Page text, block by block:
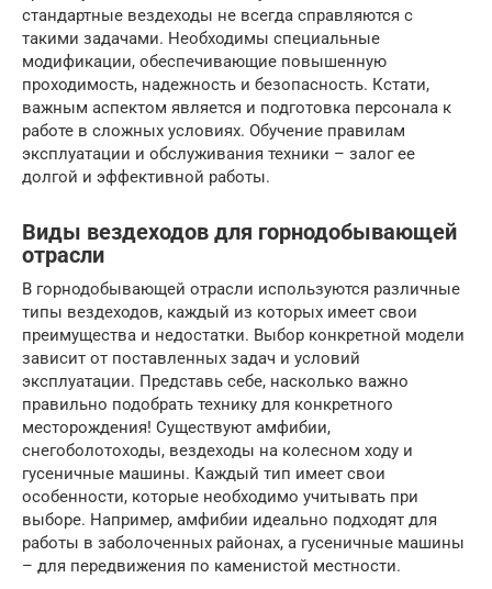
стандартные вездеходы не всегда справляются с
такими задачами. Необходимы специальные
модификации, обеспечивающие повышенную
проходимость, надежность и безопасность. Кстати,
важным аспектом является и подготовка персонала к
работе в сложных условиях. Обучение правилам
эксплуатации и обслуживания техники – залог ее
долгой и эффективной работы.
Виды вездеходов для горнодобывающей
отрасли
В горнодобывающей отрасли используются различные
типы вездеходов, каждый из которых имеет свои
преимущества и недостатки. Выбор конкретной модели
зависит от поставленных задач и условий
эксплуатации. Представь себе, насколько важно
правильно подобрать технику для конкретного
месторождения! Существуют амфибии,
снегоболотоходы, вездеходы на колесном ходу и
гусеничные машины. Каждый тип имеет свои
особенности, которые необходимо учитывать при
выборе. Например, амфибии идеально подходят для
работы в заболоченных районах, а гусеничные машины
– для передвижения по каменистой местности.